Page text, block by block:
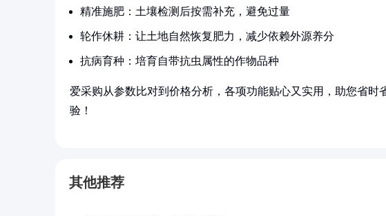
精准施肥：土壤检测后按需补充，避免过量
轮作休耕：让土地自然恢复肥力，减少依赖外源养分
抗病育种：培育自带抗虫属性的作物品种
爱采购从参数比对到价格分析，各项功能贴心又实用，助您省
验！
其他推荐